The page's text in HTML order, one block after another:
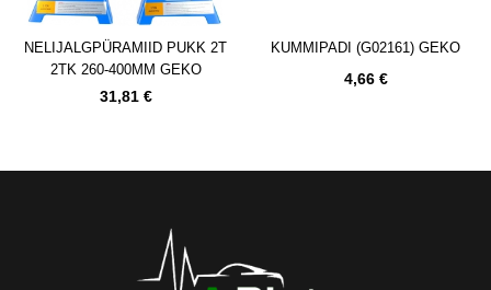
NELIJALGPÜRAMIID PUKK 2T
2TK 260-400MM GEKO
31,81 €
KUMMIPADI (G02161) GEKO
4,66 €